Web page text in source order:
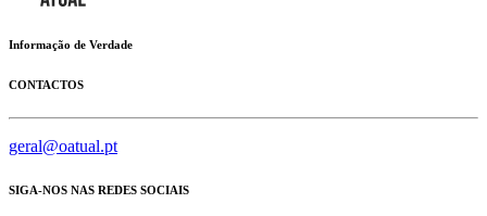
Informação de Verdade
CONTACTOS
geral@oatual.pt
SIGA-NOS NAS REDES SOCIAIS